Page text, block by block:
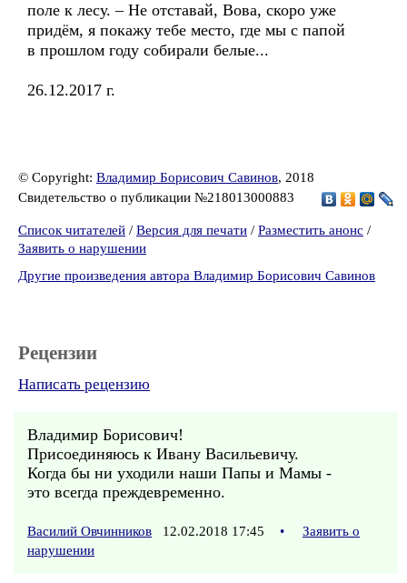
поле к лесу. – Не отставай, Вова, скоро уже
придём, я покажу тебе место, где мы с папой
в прошлом году собирали белые...
26.12.2017 г.
© Copyright: Владимир Борисович Савинов, 2018
Свидетельство о публикации №218013000883
Список читателей / Версия для печати / Разместить анонс /
Заявить о нарушении
Другие произведения автора Владимир Борисович Савинов
Рецензии
Написать рецензию
Владимир Борисович!
Присоединяюсь к Ивану Васильевичу.
Когда бы ни уходили наши Папы и Мамы -
это всегда преждевременно.
Василий Овчинников 12.02.2018 17:45 •
Заявить о
нарушении